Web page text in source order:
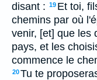
disant : 19 Et toi,
chemins par où
venir, [et] que les
pays, et les
commence le
20Tu te